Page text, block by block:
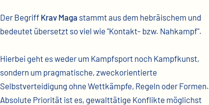
Der Begriff Krav Maga stammt aus dem hebräischem und
bedeutet übersetzt so viel wie "Kontakt- bzw. Nahkampf".​
Hierbei geht esweder um Kampfsport noch Kampfkunst,
sondern um pragmatische, zweckorientierte
Selbstverteidigung ohne Wettkämpfe, Regeln oder Formen.
Absolute Priorität ist es, gewalttätige Konflikte möglichst